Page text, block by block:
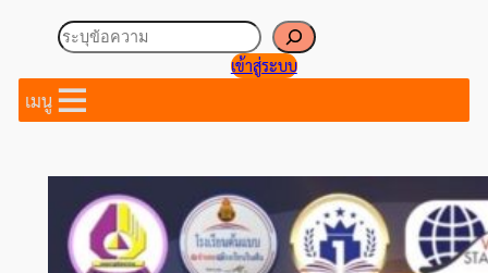
ค้นหา
เข้าสู่ระบบ
เมนู